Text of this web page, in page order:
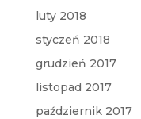
luty 2018
styczeń 2018
grudzień 2017
listopad 2017
październik 2017